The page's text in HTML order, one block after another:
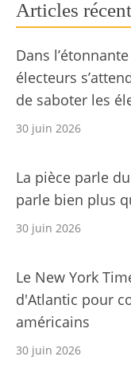
Articles
Dans
électeurs
de saboter les
30 juin 2026
La pièce parle
parle bien plus
30 juin 2026
Le New York
d'Atlantic pour
américains
30 juin 2026